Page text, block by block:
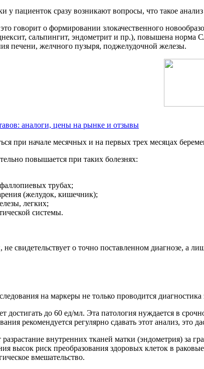
у пациенток сразу возникают вопросы, что такое
говорит о формировании злокачественного
сальпингит, эндометрит и пр.), повышена
печени, желчного пузыря, поджелудочной железы.
аналоги, цены на рынке и отзывы
при начале месячных и на первых трех месяцах
повышается при таких болезнях:
трубах;
(желудок, кишечник);
легких;
системы.
свидетельствует о точно поставленном диагнозе, а
на маркеры не только проводится диагностика
до 60 ед/мл. Эта патология нуждается в
рекомендуется регулярно сдавать этот анализ,
внутренних тканей матки (эндометрия) за
высок риск преобразования здоровых клеток в
вмешательство.